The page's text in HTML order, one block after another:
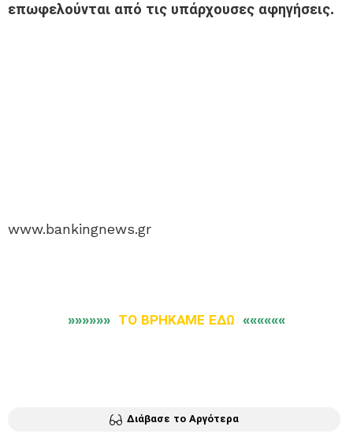
επωφελούνται από τις υπάρχουσες αφηγήσεις.
www.bankingnews.gr
»»»»»» ΤΟ ΒΡΗΚΑΜΕ ΕΔΩ ««««««
Διάβασε το Αργότερα